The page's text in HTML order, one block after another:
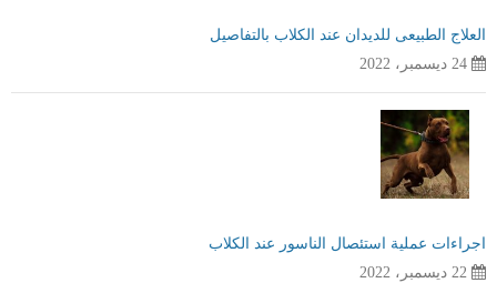
العلاج الطبيعى للديدان عند الكلاب بالتفاصيل
24 ديسمبر، 2022
اجراءات عملية استئصال الناسور عند الكلاب
22 ديسمبر، 2022